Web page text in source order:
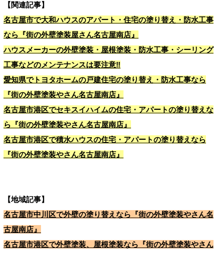
【関連記事】
名古屋市で大和ハウスのアパート・住宅の塗り替え・防水工事
なら『街の外壁塗装屋さん名古屋南店』
ハウスメーカーの外壁塗装・屋根塗装・防水工事・シーリング
工事などのメンテナンスは要注意‼
愛知県でトヨタホームの戸建住宅の塗り替え・防水工事なら
『街の外壁塗装やさん名古屋南店』
名古屋市港区でセキスイハイムの住宅・アパートの塗り替えな
ら『街の外壁塗装やさん名古屋南店』
名古屋市港区で積水ハウスの住宅・アパートの塗り替えなら
『街の外壁塗装やさん名古屋南店』
【地域記事】
名古屋市中川区で外壁の塗り替えなら『街の外壁塗装やさん名
古屋南店』
名古屋市港区で外壁塗装、屋根塗装なら『街の外壁塗装やさん